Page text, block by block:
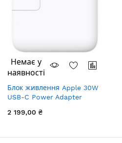
Немає у
наявності
Блок живлення Apple 30W
USB-C Power Adapter
2 199,00 ₴